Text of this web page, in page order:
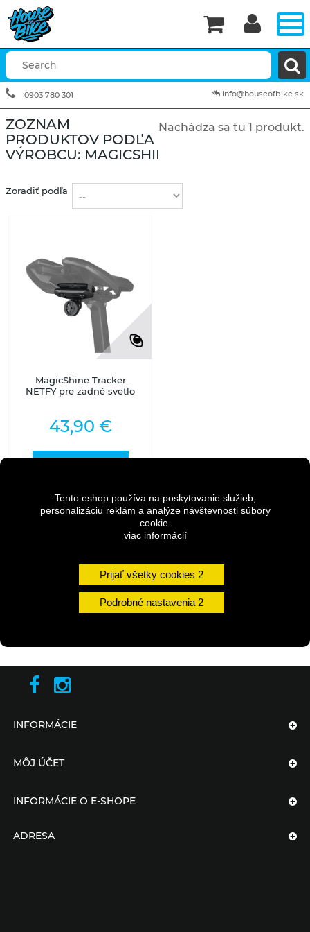
Tento eshop používa na poskytovanie služieb,
personalizáciu reklám a analýze návštevnosti súbory
cookie.
viac informácií
Prijať všetky cookies
Podrobné nastavenia
Nachádza sa tu 1 produkt.
ZOZNAM
PRODUKTOV PODĽA
VÝROBCU: MAGICSHINE
Zoradiť podľa
MagicShine Tracker
NETFY pre zadné svetlo
43,90 €
DETAIL
Skladom na predajni
undefined
INFORMÁCIE
MÔJ ÚČET
INFORMÁCIE O E-SHOPE
ADRESA


info@houseofbike.sk
0903 780 301